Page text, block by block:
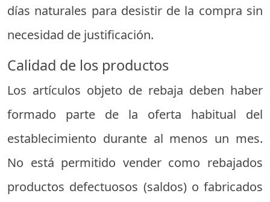
días naturales para desistir de la compra sin
necesidad de justificación.
Calidad de los productos
Los artículos objeto de rebaja deben haber
formado parte de la oferta habitual del
establecimiento durante al menos un mes.
No está permitido vender como rebajados
productos defectuosos (saldos) o fabricados